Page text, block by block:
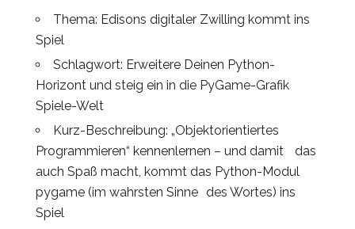
Thema: Edisons digitaler Zwilling kommt ins
Spiel
Schlagwort: Erweitere Deinen Python-
Horizont und steig ein in die PyGame-Grafik
Spiele-Welt
Kurz-Beschreibung: „Objektorientiertes
Programmieren“ kennenlernen – und damit das
auch Spaß macht, kommt das Python-Modul
pygame (im wahrsten Sinne des Wortes) ins
Spiel